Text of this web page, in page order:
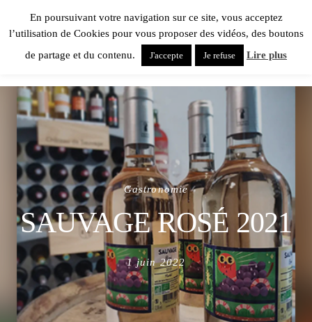
Gastronomie
SAUVAGE ROSÉ 2021
Posted
on
1 juin 2022
En poursuivant votre navigation sur ce site, vous acceptez
l’utilisation de Cookies pour vous proposer des vidéos, des boutons
de partage et du contenu.
J'accepte Je refuse Lire plus